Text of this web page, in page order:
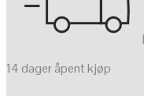
14 dager åpent kjøp